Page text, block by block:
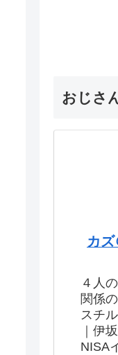
おじさ
カ
４人
関係
スチ
｜伊
NISA